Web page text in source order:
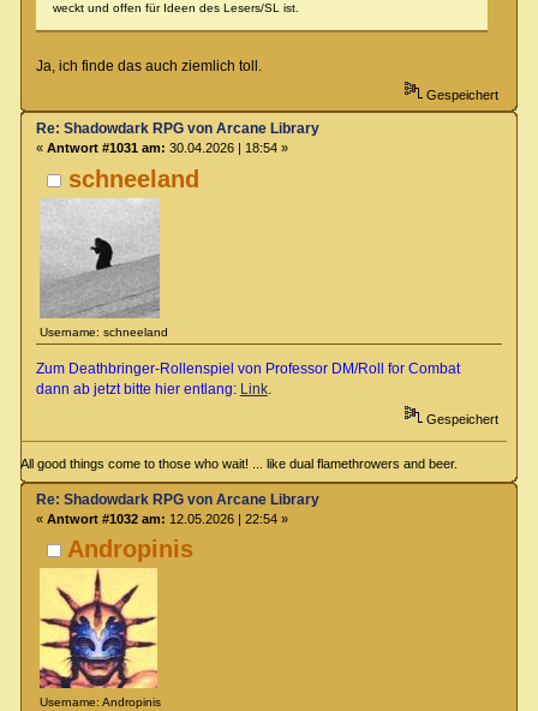
weckt und offen für Ideen des Lesers/SL ist.
Ja, ich finde das auch ziemlich toll.
Gespeichert
schneeland
Username: schneeland
Re: Shadowdark RPG von Arcane Library
« Antwort #1031 am: 30.04.2026 | 18:54 »
Zum Deathbringer-Rollenspiel von Professor DM/Roll for Combat
dann ab jetzt bitte hier entlang: Link.
Gespeichert
All good things come to those who wait! ... like dual flamethrowers and beer.
Andropinis
Username: Andropinis
Re: Shadowdark RPG von Arcane Library
« Antwort #1032 am: 12.05.2026 | 22:54 »